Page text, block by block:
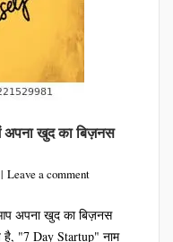
अपना खुद का बिज़नस
Leave a comment
अपना खुद का बिज़नस
"7 Day Startup" नाम